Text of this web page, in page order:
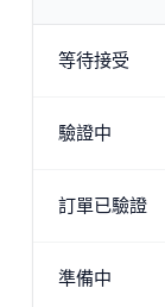
等待接受
驗證中
訂單已驗證
準備中